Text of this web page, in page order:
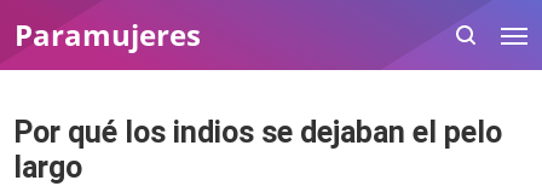
Paramujeres
Por qué los indios se dejaban el pelo
largo